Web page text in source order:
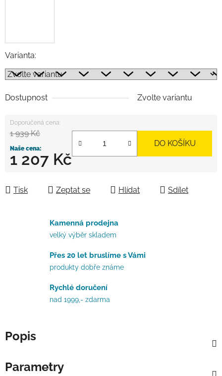
Varianta:
Dostupnost Zvolte variantu
1 939 Kč
1 207 Kč
DO KOŠÍKU
Tisk Zeptat se Hlídat Sdílet
Kamenná prodejna
velký výběr skladem
Přes 20 let bruslíme s Vámi
produkty dobře známe
Rychlé doručení
nad 1999,- zdarma
Popis
Parametry